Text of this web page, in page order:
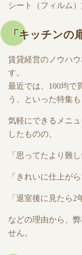
シート（フィルム
「キッチンの
賃貸経営のノウハ
す。
最近では、100均で
う、といった特集も
気軽にできるメニ
したものの、
「思ってたより難し
「きれいに仕上がら
「退室後に見たら
などの理由から、
せん。